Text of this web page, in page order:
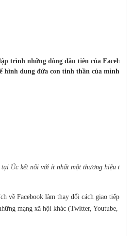
trình những dòng đầu tiên của Facebook
hình dung đứa con tinh thần của mình sẽ
Úc kết nối với ít nhất một thương hiệu trên
về Facebook làm thay đổi cách giao tiếp
mạng xã hội khác (Twitter, Youtube,